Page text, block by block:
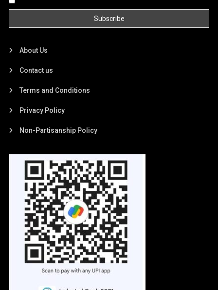
About Us
Contact us
Terms and Conditions
Privacy Policy
Non-Partisanship Policy